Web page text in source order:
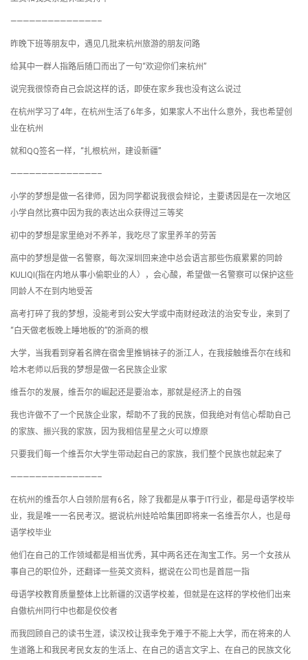
——————————————–
昨晚下班等朋友中，遇见几批来杭州旅游的朋友问路
给其中一群人指路后随口而出了一句“欢迎你们来杭州”
说完我很惊奇自己会説这样的话，即使在家乡我也没有这么说过
在杭州学习了4年，在杭州生活了6年多，如果家人不出什么意外，我也希望创
业在杭州
就和QQ签名一样，“扎根杭州，建设新疆”
——————————————–
小学的梦想是做一名律师，因为同学都说我很会辩论，主要诱因是在一次地区
小学自然比赛中因为我的表达出众获得过三等奖
初中的梦想是家里绝对不养羊，我吃尽了家里养羊的劳苦
高中的梦想是做一名警察，每次深圳回来途中总会语言那些伤痕累累的同龄
KULIQI(指在内地从事小偷职业的人），会心酸，希望做一名警察可以保护这些
同龄人不在到内地受苦
高考打碎了我的梦想，没能考到公安大学或中南财经政法的治安专业，来到了
“白天做老板晚上睡地板的”的浙商的根
大学，当我看到穿着名牌在宿舍里推销袜子的浙江人，在我接触维吾尔在线和
哈木老师以后我的梦想是做一名民族企业家
维吾尔的发展，维吾尔的崛起还是要治本，那就是经济上的自强
我也许做不了一个民族企业家，帮助不了我的民族，但我绝对有信心帮助自己
的家族、振兴我的家族，因为我相信星星之火可以燎原
只要我们每一个维吾尔大学生带动起自己的家族，我们整个民族也就起来了
——————————————–
在杭州的维吾尔人白领阶层有6名，除了我都是从事于IT行业，都是母语学校毕
业，我是唯一一名民考汉。据说杭州娃哈哈集团即将来一名维吾尔人，也是母
语学校毕业
他们在自己的工作领域都是相当优秀，其中两名还在淘宝工作。另一个女孩从
事自己的职位外，还翻译一些英文资料，据说在公司也是首屈一指
母语学校教育质量整体上比新疆的汉语学校差，但就是在这样的学校他们出来
自傲杭州同行中也都是佼佼者
而我回顾自己的读书生涯，读汉校让我幸免于难于不能上大学，而在将来的人
生道路上和我民考民女友的生活上、在自己的语言文字上、在自己的民族文化